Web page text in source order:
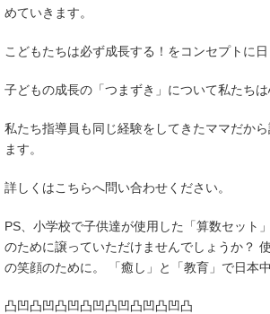
めていきます。
こどもたちは必ず成長する！をコンセプトに
子どもの成長の「つまずき」について私たち
私たち指導員も同じ経験をしてきたママだか
ます。
詳しくはこちらへ問い合わせください。
PS、小学校で子供達が使用した「算数セット
のために譲っていただけませんでしょうか？
の笑顔のために。 「癒し」と「教育」で日本
凸凹凸凹凸凹凸凹凸凹凸凹凸凹凸